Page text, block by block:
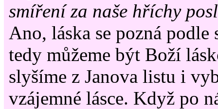
smíření za naše hříchy
Ano, láska se pozná
tedy můžeme být Boží
slyšíme z Janova listu i
vzájemné lásce. Když po